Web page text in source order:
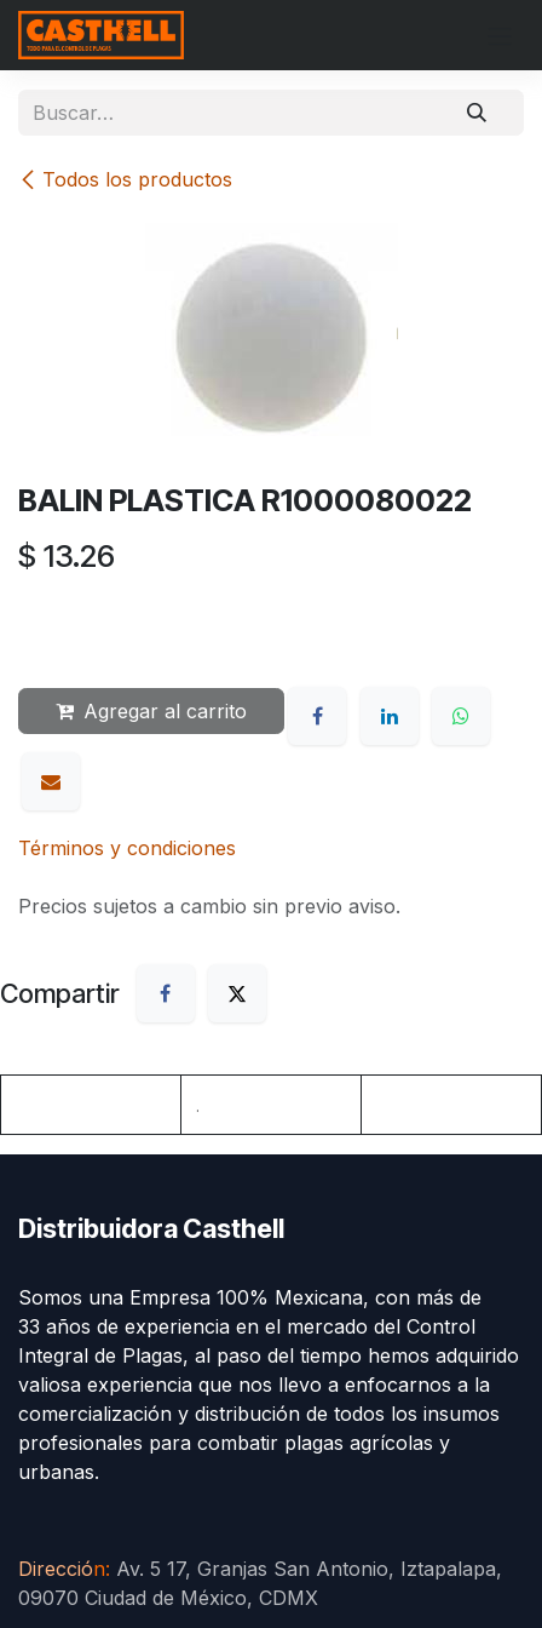
Ir al contenido
Todos los productos
BALIN PLASTICA R1000080022
$ 13.26
Agregar al carrito
Términos y condiciones
Precios sujetos a cambio sin previo aviso.
Compartir
.
Distribuidora Casthell
Somos una Empresa 100% Mexicana, con más de
33 años de experiencia en el mercado del Control
Integral de Plagas, al paso del tiempo hemos adquirido
valiosa experiencia que nos llevo a enfocarnos a la
comercialización y distribución de todos los insumos
profesionales para combatir plagas agrícolas y
urbanas.
Dirección: Av. 5 17, Granjas San Antonio, Iztapalapa,
09070 Ciudad de México, CDMX